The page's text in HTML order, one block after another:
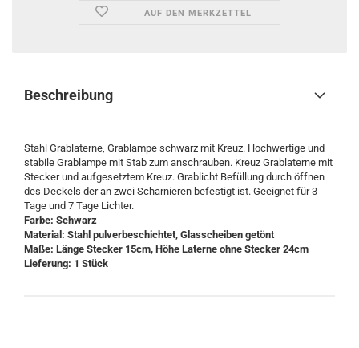
AUF DEN MERKZETTEL
Beschreibung
Stahl Grablaterne, Grablampe schwarz mit Kreuz. Hochwertige und
stabile Grablampe mit Stab zum anschrauben. Kreuz Grablaterne mit
Stecker und aufgesetztem Kreuz. Grablicht Befüllung durch öffnen
des Deckels der an zwei Scharnieren befestigt ist. Geeignet für 3
Tage und 7 Tage Lichter.
Farbe: Schwarz
Material: Stahl pulverbeschichtet, Glasscheiben getönt
Maße: Länge Stecker 15cm, Höhe Laterne ohne Stecker 24cm
Lieferung: 1 Stück